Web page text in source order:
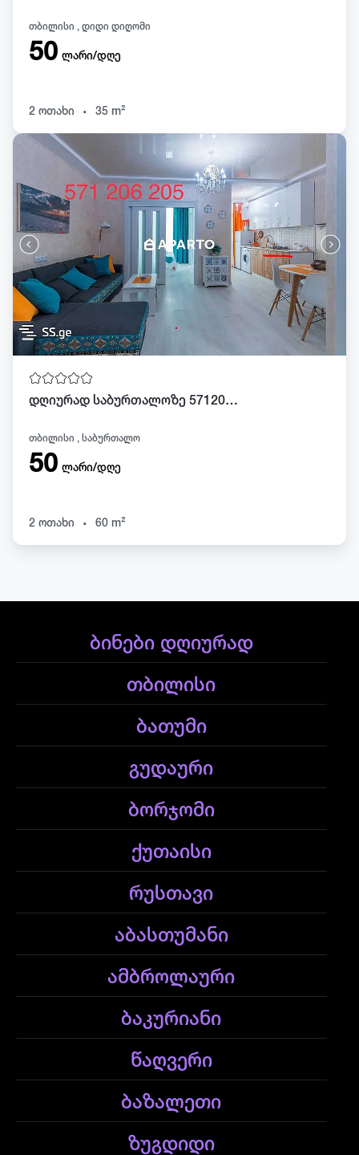
თბილისი , დიდი დიღომი
50 ლარი/დღე
2 ოთახი . 35 m²
დღიურად საბურთალოზე 571206205
თბილისი , საბურთალო
50 ლარი/დღე
2 ოთახი . 60 m²
ბინები დღიურად
თბილისი
ბათუმი
გუდაური
ბორჯომი
ქუთაისი
რუსთავი
აბასთუმანი
ამბროლაური
ბაკურიანი
წაღვერი
ბაზალეთი
ზუგდიდი